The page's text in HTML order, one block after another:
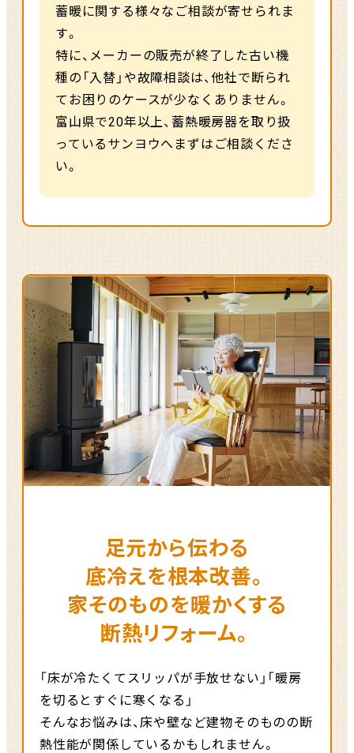
蓄暖に関する様々なご相談が寄せられま
す。
特に、メーカーの販売が終了した古い機
種の「入替」や故障相談は、他社で断られ
てお困りのケースが少なくありません。
富山県で20年以上、蓄熱暖房器を取り扱
っているサンヨウへまずはご相談くださ
い。
足元から伝わる
底冷えを根本改善。
家そのものを暖かくする
断熱リフォーム。
「床が冷たくてスリッパが手放せない」「暖房
を切るとすぐに寒くなる」
そんなお悩みは、床や壁など建物そのものの断
熱性能が関係しているかもしれません。